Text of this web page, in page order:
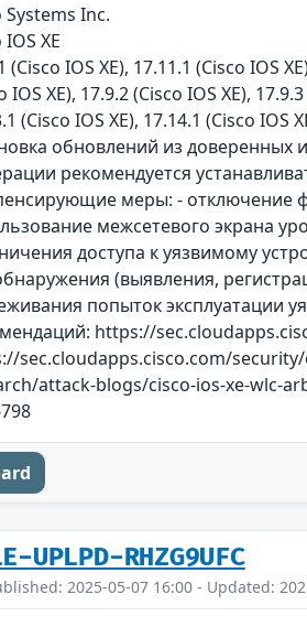
Systems Inc.
XE
(Cisco IOS XE), 17.11.1 (Cisco IOS
IOS XE), 17.9.2 (Cisco IOS XE),
(Cisco IOS XE), 17.14.1 (Cisco IOS
обновлений из доверенных
рекомендуется
меры: - отключение
межсетевого экрана
доступа к уязвимому
(выявления,
попыток эксплуатации
https://
sec.cloudapps.cisco.com/
attack-blogs/cisco-ios-xe-wlc-
UPLPD-RHZG9UFC
2025-05-07 16:00 - Updated: